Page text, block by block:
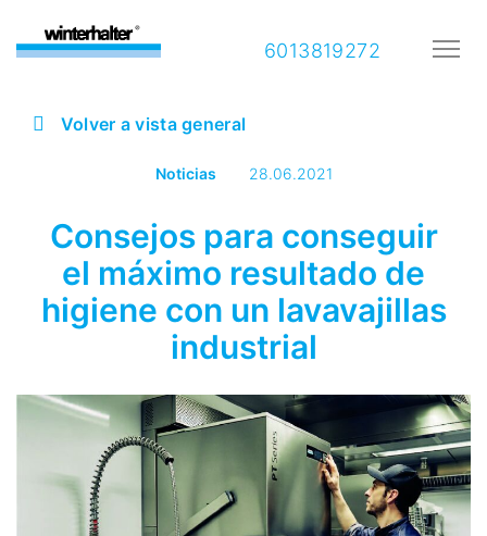
6013819272
Volver a vista general
Noticias 28.06.2021
Consejos para conseguir
el máximo resultado de
higiene con un lavavajillas
industrial